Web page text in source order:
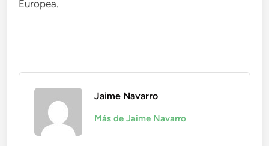
Europea.
Jaime Navarro
Más de Jaime Navarro